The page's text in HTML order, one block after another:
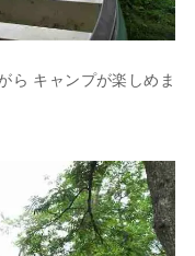
ら キャンプが楽しめま